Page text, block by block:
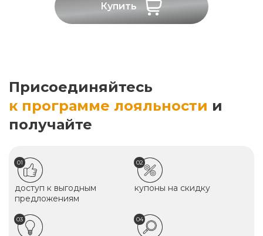
Купить
Присоединяйтесь
к программе лояльности и
получайте
01
доступ к выгодным
предложениям
02
купоны на скидку
03 04